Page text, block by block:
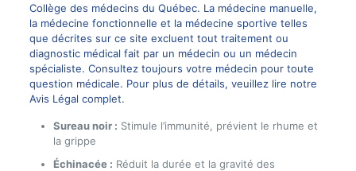
Collège des médecins du Québec. La médecine manuelle,
la médecine fonctionnelle et la médecine sportive telles
que décrites sur ce site excluent tout traitement ou
diagnostic médical fait par un médecin ou un médecin
spécialiste. Consultez toujours votre médecin pour toute
question médicale. Pour plus de détails, veuillez lire notre
Avis Légal complet.
Sureau noir : Stimule l’immunité, prévient le rhume et
la grippe
Échinacée : Réduit la durée et la gravité des